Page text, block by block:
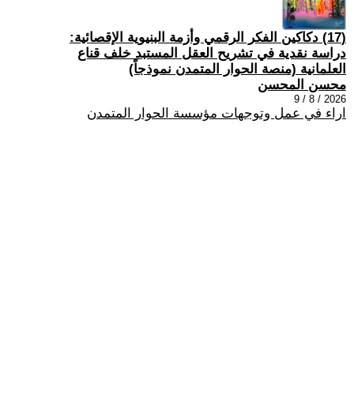
(17) دكاكين الفكر الرقمي وأزمة البنيوية الإقصائية:
دراسة نقدية في تشريح العقل المستبد خلف قناع
العلمانية (منصة الحوار المتمدن نموذجاً)
محسن المحسن
2026 / 8 / 9
اراء في عمل وتوجهات مؤسسة الحوار المتمدن